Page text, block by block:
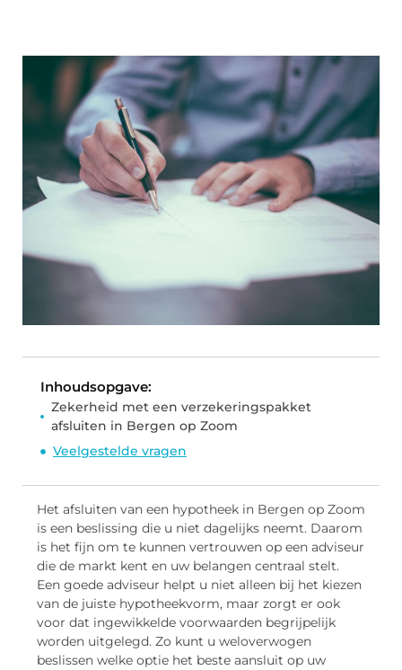
Inhoudsopgave:
Zekerheid met een verzekeringspakket
afsluiten in Bergen op Zoom
Veelgestelde vragen
Het afsluiten van een hypotheek in Bergen op Zoom
is een beslissing die u niet dagelijks neemt. Daarom
is het fijn om te kunnen vertrouwen op een adviseur
die de markt kent en uw belangen centraal stelt.
Een goede adviseur helpt u niet alleen bij het kiezen
van de juiste hypotheekvorm, maar zorgt er ook
voor dat ingewikkelde voorwaarden begrijpelijk
worden uitgelegd. Zo kunt u weloverwogen
beslissen welke optie het beste aansluit op uw